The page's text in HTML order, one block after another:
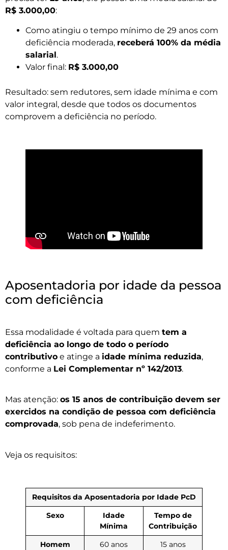
R$ 3.000,00:
Como atingiu o tempo mínimo de 29 anos com
deficiência moderada, receberá 100% da média
salarial.
Valor final: R$ 3.000,00
Resultado: sem redutores, sem idade mínima e com
valor integral, desde que todos os documentos
comprovem a deficiência no período.
Aposentadoria por idade da pessoa
com deficiência
Essa modalidade é voltada para quem tem a
deficiência ao longo de todo o período
contributivo e atinge a idade mínima reduzida,
conforme a Lei Complementar nº 142/2013.
Mas atenção: os 15 anos de contribuição devem ser
exercidos na condição de pessoa com deficiência
comprovada, sob pena de indeferimento.
Veja os requisitos:
Requisitos da Aposentadoria por Idade PcD
Sexo
Idade
Mínima
Tempo de
Contribuição
Homem
60 anos
15 anos